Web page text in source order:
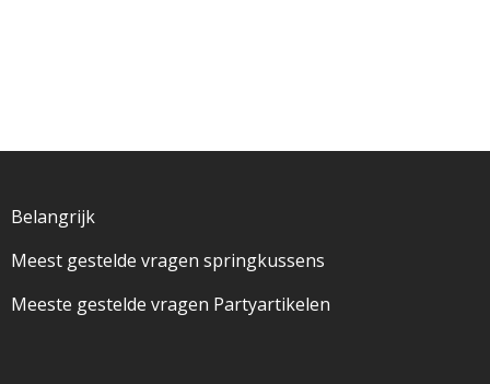
Belangrijk
Meest gestelde vragen springkussens
Meeste gestelde vragen Partyartikelen